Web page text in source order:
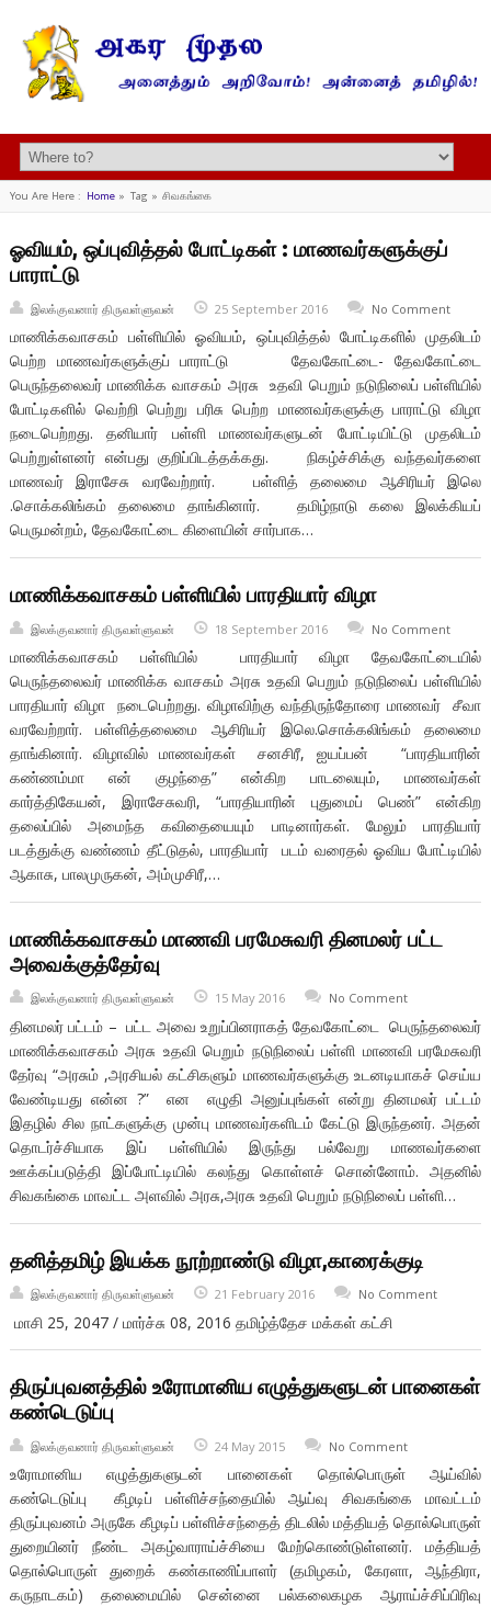
You Are Here : Home» Tag » சிவகங்கை
ஓவியம், ஒப்புவித்தல் போட்டிகள் : மாணவர்களுக்குப்
பாராட்டு
இலக்குவனார் திருவள்ளுவன் 25 September 2016 No Comment
மாணிக்கவாசகம் பள்ளியில் ஓவியம், ஒப்புவித்தல் போட்டிகளில் முதலிடம்
பெற்ற மாணவர்களுக்குப் பாராட்டு தேவகோட்டை- தேவகோட்டை
பெருந்தலைவர் மாணிக்க வாசகம் அரசு உதவி பெறும் நடுநிலைப் பள்ளியில்
போட்டிகளில் வெற்றி பெற்று பரிசு பெற்ற மாணவர்களுக்கு பாராட்டு விழா
நடைபெற்றது. தனியார் பள்ளி மாணவர்களுடன் போட்டியிட்டு முதலிடம்
பெற்றுள்ளனர் என்பது குறிப்பிடத்தக்கது. நிகழ்ச்சிக்கு வந்தவர்களை
மாணவர் இராசேசு வரவேற்றார். பள்ளித் தலைமை ஆசிரியர் இலெ
.சொக்கலிங்கம் தலைமை தாங்கினார். தமிழ்நாடு கலை இலக்கியப்
பெருமன்றம், தேவகோட்டை கிளையின் சார்பாக…
மாணிக்கவாசகம் பள்ளியில் பாரதியார் விழா
இலக்குவனார் திருவள்ளுவன் 18 September 2016 No Comment
மாணிக்கவாசகம் பள்ளியில் பாரதியார் விழா தேவகோட்டையில்
பெருந்தலைவர் மாணிக்க வாசகம் அரசு உதவி பெறும் நடுநிலைப் பள்ளியில்
பாரதியார் விழா நடைபெற்றது. விழாவிற்கு வந்திருந்தோரை மாணவர் சீவா
வரவேற்றார். பள்ளித்தலைமை ஆசிரியர் இலெ.சொக்கலிங்கம் தலைமை
தாங்கினார். விழாவில் மாணவர்கள் சனசிரீ, ஐயப்பன் “பாரதியாரின்
கண்ணம்மா என் குழந்தை” என்கிற பாடலையும், மாணவர்கள்
கார்த்திகேயன், இராசேசுவரி, “பாரதியாரின் புதுமைப் பெண்” என்கிற
தலைப்பில் அமைந்த கவிதையையும் பாடினார்கள். மேலும் பாரதியார்
படத்துக்கு வண்ணம் தீட்டுதல், பாரதியார் படம் வரைதல் ஓவிய போட்டியில்
ஆகாசு, பாலமுருகன், அம்முசிரீ,…
மாணிக்கவாசகம் மாணவி பரமேசுவரி தினமலர் பட்ட
அவைக்குத்தேர்வு
இலக்குவனார் திருவள்ளுவன் 15 May 2016 No Comment
தினமலர் பட்டம் – பட்ட அவை உறுப்பினராகத் தேவகோட்டை பெருந்தலைவர்
மாணிக்கவாசகம் அரசு உதவி பெறும் நடுநிலைப் பள்ளி மாணவி பரமேசுவரி
தேர்வு “அரசும் ,அரசியல் கட்சிகளும் மாணவர்களுக்கு உடனடியாகச் செய்ய
வேண்டியது என்ன ?” என எழுதி அனுப்புங்கள் என்று தினமலர் பட்டம்
இதழில் சில நாட்களுக்கு முன்பு மாணவர்களிடம் கேட்டு இருந்தனர். அதன்
தொடர்ச்சியாக இப் பள்ளியில் இருந்து பல்வேறு மாணவர்களை
ஊக்கப்படுத்தி இப்போட்டியில் கலந்து கொள்ளச் சொன்னோம். அதனில்
சிவகங்கை மாவட்ட அளவில் அரசு,அரசு உதவி பெறும் நடுநிலைப் பள்ளி…
தனித்தமிழ் இயக்க நூற்றாண்டு விழா,காரைக்குடி
இலக்குவனார் திருவள்ளுவன் 21 February 2016 No Comment
மாசி 25, 2047 / மார்ச்சு 08, 2016 தமிழ்த்தேச மக்கள் கட்சி
திருப்புவனத்தில் உரோமானிய எழுத்துகளுடன் பானைகள்
கண்டெடுப்பு
இலக்குவனார் திருவள்ளுவன் 24 May 2015 No Comment
உரோமானிய எழுத்துகளுடன் பானைகள் தொல்பொருள் ஆய்வில்
கண்டெடுப்பு கீழடிப் பள்ளிச்சந்தையில் ஆய்வு சிவகங்கை மாவட்டம்
திருப்புவனம் அருகே கீழடிப் பள்ளிச்சந்தைத் திடலில் மத்தியத் தொல்பொருள்
துறையினர் நீண்ட அகழ்வாராய்ச்சியை மேற்கொண்டுள்ளனர். மத்தியத்
தொல்பொருள் துறைக் கண்காணிப்பாளர் (தமிழகம், கேரளா, ஆந்திரா,
கருநாடகம்) தலைமையில் சென்னை பல்கலைகழக ஆராய்ச்சிப்பிரிவு